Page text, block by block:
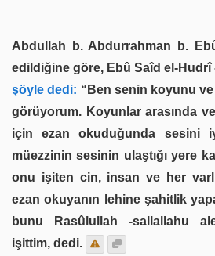
Abdullah b. Abdurrahman b.
edildiğine göre, Ebû Saîd el-Hudrî
şöyle dedi: “Ben senin koyunu ve
görüyorum. Koyunlar arasında
için ezan okuduğunda sesini
müezzinin sesinin ulaştığı yere
onu işiten cin, insan ve her
ezan okuyanın lehine şahitlik
bunu Rasûlullah -sallallahu
işittim, dedi.